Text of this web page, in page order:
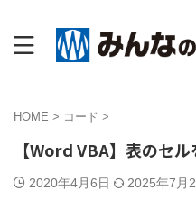
HOME > コード >
【Word VBA】表のセ
2020年4月6日 2025年7月